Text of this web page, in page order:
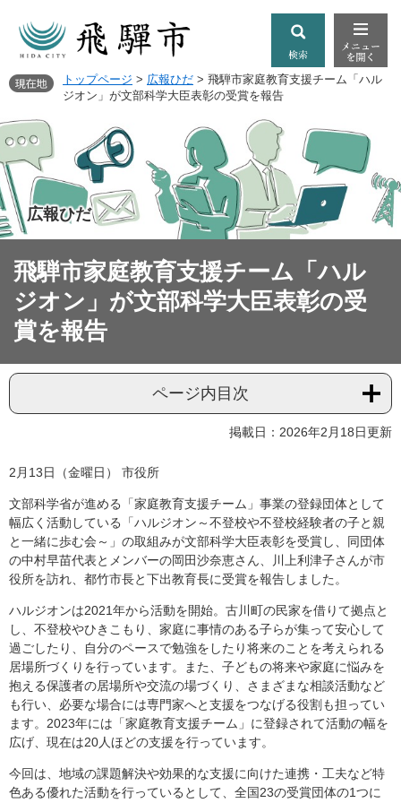
トップページ > 広報ひだ > 飛騨市家庭教育支援チーム「ハル
ジオン」が文部科学大臣表彰の受賞を報告
広報ひだ
飛騨市家庭教育支援チーム「ハル
ジオン」が文部科学大臣表彰の受
賞を報告
ページ内目次
掲載日：2026年2月18日更新
2月13日（金曜日） 市役所
文部科学省が進める「家庭教育支援チーム」事業の登録団体として
幅広く活動している「ハルジオン～不登校や不登校経験者の子と親
と一緒に歩む会～」の取組みが文部科学大臣表彰を受賞し、同団体
の中村早苗代表とメンバーの岡田沙奈恵さん、川上利津子さんが市
役所を訪れ、都竹市長と下出教育長に受賞を報告しました。
ハルジオンは2021年から活動を開始。古川町の民家を借りて拠点と
し、不登校やひきこもり、家庭に事情のある子らが集って安心して
過ごしたり、自分のペースで勉強をしたり将来のことを考えられる
居場所づくりを行っています。また、子どもの将来や家庭に悩みを
抱える保護者の居場所や交流の場づくり、さまざまな相談活動など
も行い、必要な場合には専門家へと支援をつなげる役割も担ってい
ます。2023年には「家庭教育支援チーム」に登録されて活動の幅を
広げ、現在は20人ほどの支援を行っています。
今回は、地域の課題解決や効果的な支援に向けた連携・工夫など特
色ある優れた活動を行っているとして、全国23の受賞団体の1つに